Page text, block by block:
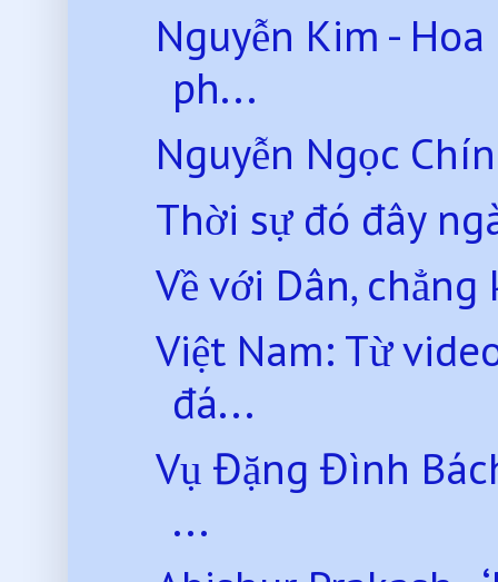
Nguyễn Kim -
ph...
Nguyễn Ngọc
Thời sự đó đây
Về với Dân,
Việt Nam: Từ
đá...
Vụ Đặng Đình
...